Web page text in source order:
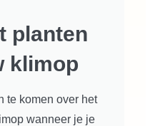
planten
klimop
te komen over het
wanneer je je